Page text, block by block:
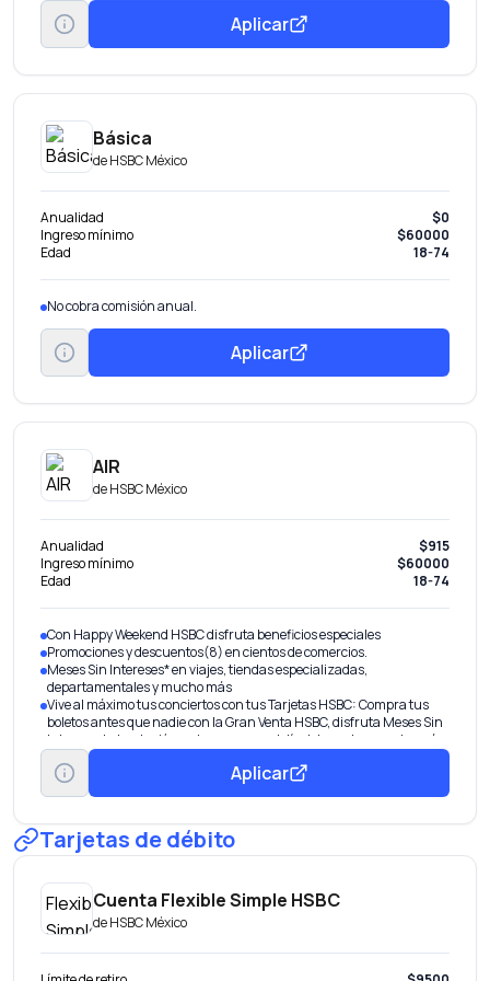
Aplicar
Básica
deHSBC México
Anualidad
$0
Ingreso mínimo
$60000
Edad
18-74
No cobra comisión anual.
Aplicar
AIR
deHSBC México
Anualidad
$915
Ingreso mínimo
$60000
Edad
18-74
Con Happy Weekend HSBC disfruta beneficios especiales
Promociones y descuentos(8) en cientos de comercios.
Meses Sin Intereses* en viajes, tiendas especializadas,
departamentales y mucho más
Vive al máximo tus conciertos con tus Tarjetas HSBC: Compra tus
boletos antes que nadie con la Gran Venta HSBC, disfruta Meses Sin
Intereses*, devolución en tu consumo el día del evento y mucho más.
Visita www.hsbc.com.mx/experiencias
Solicita el cargo recurrente de tus servicios a tu Tarjeta de Crédito
HSBC Zero.
transfieren en automático a tu nueva tarjeta
Aplicar
Tarjetas de débito
Cuenta Flexible Simple HSBC
deHSBC México